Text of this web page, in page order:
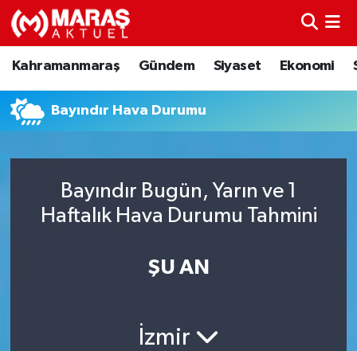
Kahramanmaraş Gündem Siyaset Ekonomi
Bayındır Hava Durumu
Bayındır Bugün, Yarın ve 1
Haftalık Hava Durumu Tahmini
ŞU AN
İzmir
Kahramanmaraş
Ekonomi
Spor
Nöbetçi Eczaneler
Trafik Durumu
TFF 3.Lig 4.Grup Puan Durumu ve Fikstür